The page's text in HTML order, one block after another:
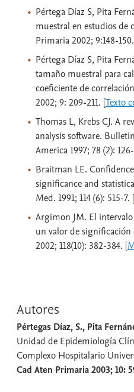
Pértega Díaz S, Pita
muestral en estudios de
Primaria 2002; 9:148-
Pértega Díaz S, Pita
tamaño muestral para
coeficiente de
2002; 9: 209-211. [Texto
Thomas L, Krebs CJ. A
analysis software.
America 1997; 78 (2):
Braitman LE.
significance and
Med. 1991; 114 (6): 515-7. [
Argimon JM. El
un valor de significación
2002; 118(10): 382-384. [
Autores
Pértegas Díaz, S., Pita
Unidad de Epidemiología
Complexo Hospitalario
Cad Aten Primaria 2003; 10: